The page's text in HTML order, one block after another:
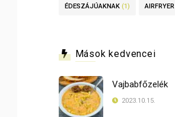
ÉDESZÁJÚAKNAK (1) AIRFRYER
Mások kedvencei
Vajbabfőzelék
2023.10.15.